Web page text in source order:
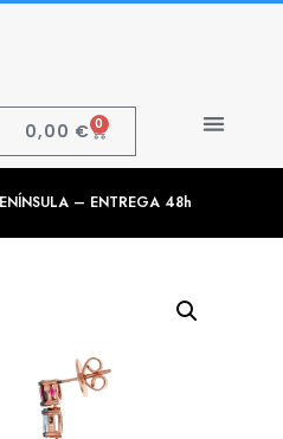
0,00 € 0
– ENTREGA 48h